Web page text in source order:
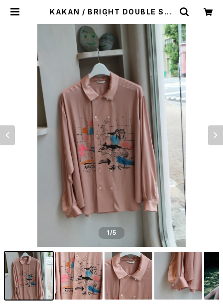
KAKAN / BRIGHT DOUBLE SHI
1/5